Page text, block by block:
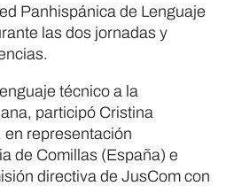
Panhispánica de Lenguaje
las dos jornadas y
técnico a la
participó Cristina
representación
de Comillas (España) e
directiva de JusCom con